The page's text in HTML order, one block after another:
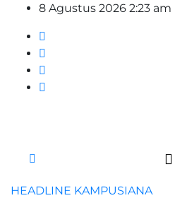
content
8 Agustus 2026 2:23 am
HEADLINE KAMPUSIANA